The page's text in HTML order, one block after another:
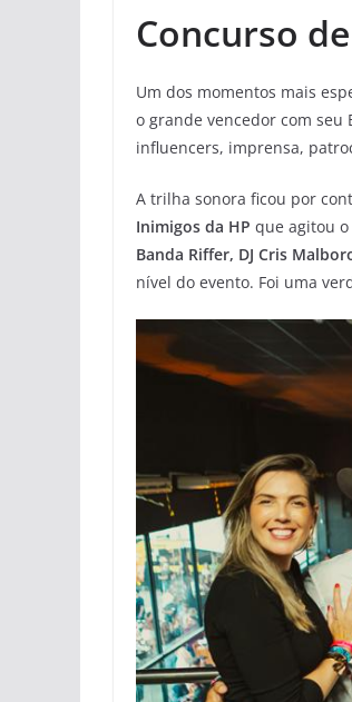
Concurso
Um dos momentos mais
o grande vencedor com
influencers, imprensa,
A trilha sonora ficou por
Inimigos da HP que agitou
Banda Riffer, DJ Cris
nível do evento. Foi uma